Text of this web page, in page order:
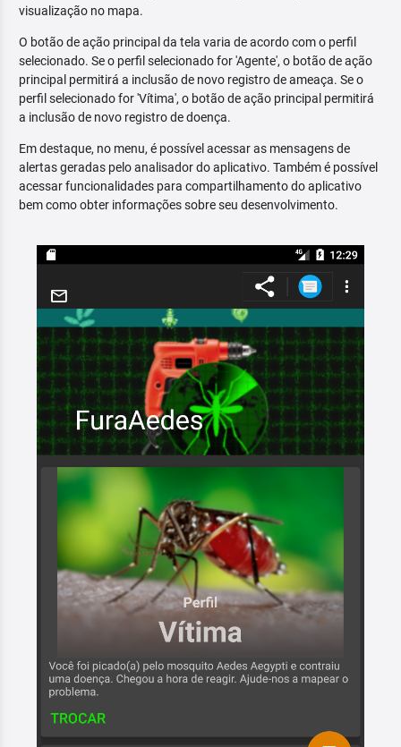
visualização no mapa.
O botão de ação principal da tela varia de acordo com o perfil
selecionado. Se o perfil selecionado for 'Agente', o botão de ação
principal permitirá a inclusão de novo registro de ameaça. Se o
perfil selecionado for 'Vítima', o botão de ação principal permitirá
a inclusão de novo registro de doença.
Em destaque, no menu, é possível acessar as mensagens de
alertas geradas pelo analisador do aplicativo. Também é possível
acessar funcionalidades para compartilhamento do aplicativo
bem como obter informações sobre seu desenvolvimento.